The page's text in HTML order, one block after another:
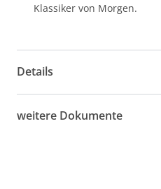
Klassiker von Morgen.
Details
weitere Dokumente